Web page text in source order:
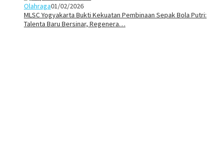
Olahraga01/02/2026
MLSC Yogyakarta Bukti Kekuatan Pembinaan Sepak Bola Putri:
Talenta Baru Bersinar, Regenera…